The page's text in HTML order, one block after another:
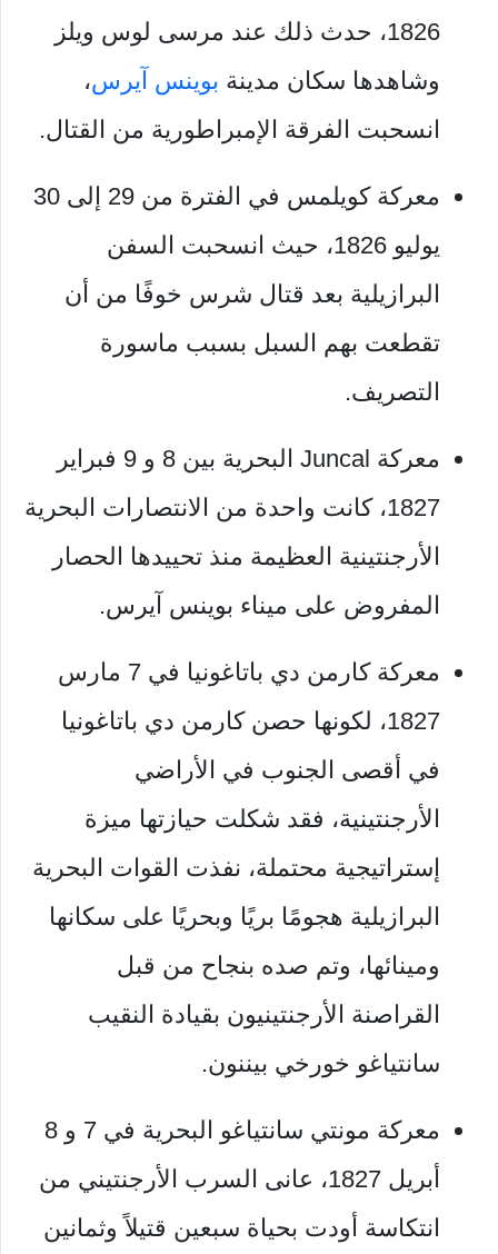
1826، حدث ذلك عند مرسى لوس ويلز
وشاهدها سكان مدينة بوينس آيرس،
انسحبت الفرقة الإمبراطورية من القتال.
معركة كويلمس في الفترة من 29 إلى 30
يوليو 1826، حيث انسحبت السفن
البرازيلية بعد قتال شرس خوفًا من أن
تقطعت بهم السبل بسبب ماسورة
التصريف.
معركة Juncal البحرية بين 8 و 9 فبراير
1827، كانت واحدة من الانتصارات البحرية
الأرجنتينية العظيمة منذ تحييدها الحصار
المفروض على ميناء بوينس آيرس.
معركة كارمن دي باتاغونيا في 7 مارس
1827، لكونها حصن كارمن دي باتاغونيا
في أقصى الجنوب في الأراضي
الأرجنتينية، فقد شكلت حيازتها ميزة
إستراتيجية محتملة، نفذت القوات البحرية
البرازيلية هجومًا بريًا وبحريًا على سكانها
ومينائها، وتم صده بنجاح من قبل
القراصنة الأرجنتينيون بقيادة النقيب
سانتياغو خورخي بيننون.
معركة مونتي سانتياغو البحرية في 7 و 8
أبريل 1827، عانى السرب الأرجنتيني من
انتكاسة أودت بحياة سبعين قتيلاً وثمانين